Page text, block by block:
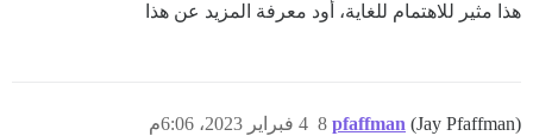
هذا مثير للاهتمام للغاية، أود معرفة المزيد عن هذا
pfaffman (Jay Pfaffman) 4 فبراير 2023، 6:06م 8